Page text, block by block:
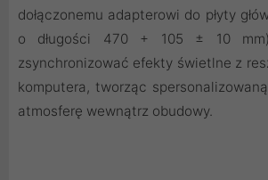
dołączonemu adapterowi do płyty
o długości 470 + 105 ± 10
zsynchronizować efekty świetlne z
komputera, tworząc
atmosferę wewnątrz obudowy.